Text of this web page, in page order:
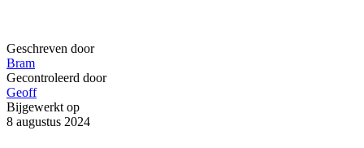
Geschreven door
Bram
Gecontroleerd door
Geoff
Bijgewerkt op
8 augustus 2024